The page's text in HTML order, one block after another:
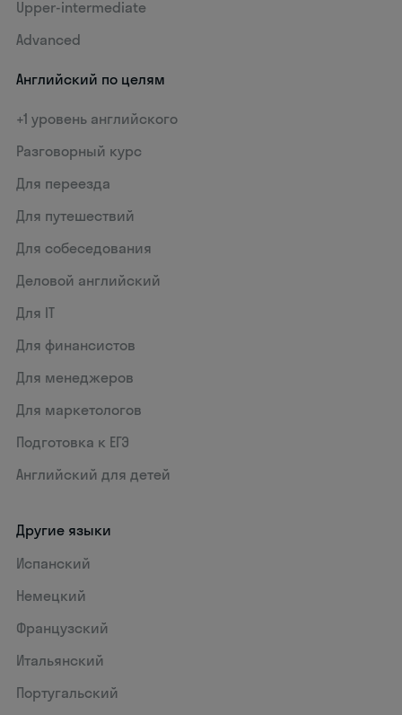
Upper-intermediate
Advanced
Английский по целям
+1 уровень английского
Разговорный курс
Для переезда
Для путешествий
Для собеседования
Деловой английский
Для IT
Для финансистов
Для менеджеров
Для маркетологов
Подготовка к ЕГЭ
Английский для детей
Другие языки
Испанский
Немецкий
Французский
Итальянский
Португальский